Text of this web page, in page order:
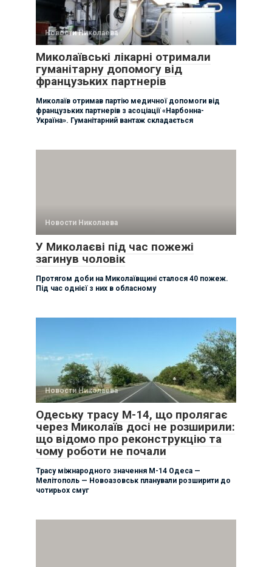
Новости Николаева
Миколаївські лікарні отримали
гуманітарну допомогу від
французьких партнерів
Миколаїв отримав партію медичної допомоги від
французьких партнерів з асоціації «Нарбонна-
Україна». Гуманітарний вантаж складається
Новости Николаева
У Миколаєві під час пожежі
загинув чоловік
Протягом доби на Миколаївщині сталося 40 пожеж.
Під час однієї з них в обласному
Новости Николаева
Одеську трасу М-14, що пролягає
через Миколаїв досі не розширили:
що відомо про реконструкцію та
чому роботи не почали
Трасу міжнародного значення М-14 Одеса —
Мелітополь — Новоазовськ планували розширити до
чотирьох смуг